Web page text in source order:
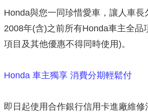
Honda與您一同珍惜愛車，讓人車長
2008年(含)之前所有Honda車主全品
項目及其他優惠不得同時使用)。
Honda 車主獨享 消費分期輕鬆付
即日起使用合作銀行信用卡進廠維修